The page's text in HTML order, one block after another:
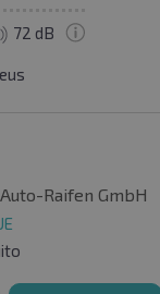
72 dB
Raifen GmbH